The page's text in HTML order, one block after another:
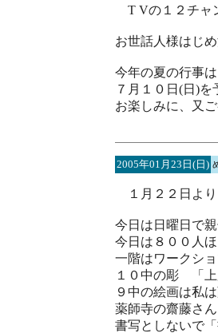
T Vの１２チャ
お世話人様はじ
今年の夏の行事は
７月１０日(日)を
お楽しみに、又
2005年01月23日(日)
１月２２日より
今日は日曜日で
今日は８００人
一階はワークシ
１０中の彫 「上
９中の絵画は私
薬師寺の齋藤さ
書写としないで